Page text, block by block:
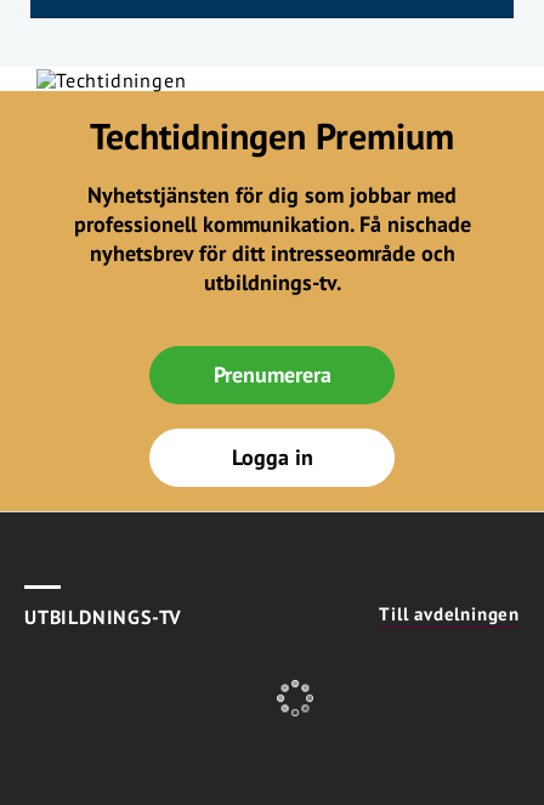
Techtidningen Premium
Nyhetstjänsten för dig som jobbar med
professionell kommunikation. Få nischade
nyhetsbrev för ditt intresseområde och
utbildnings-tv.
Prenumerera
Logga in
UTBILDNINGS-TV Till avdelningen